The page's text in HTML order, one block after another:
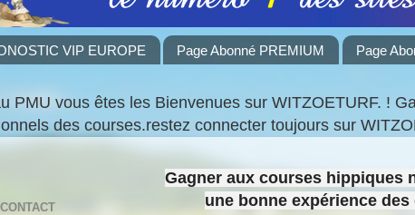
VIP EUROPE Page Abonné PREMIUM Page
PMU vous êtes les Bienvenues sur WITZOETURF. !
des courses.restez connecter toujours sur
Gagner aux courses hippiques
une bonne expérience